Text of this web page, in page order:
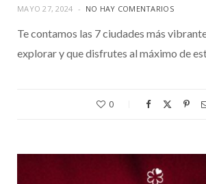
MAYO 27, 2024 NO HAY COMENTARIOS
Te contamos las 7 ciudades más
explorar y que disfrutes al máximo de
0